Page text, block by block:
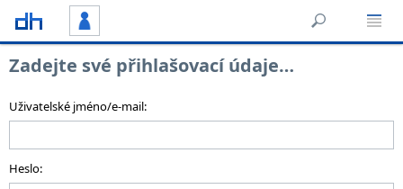
Zadejte své přihlašovací údaje…
Uživatelské jméno/e-mail:
Heslo: